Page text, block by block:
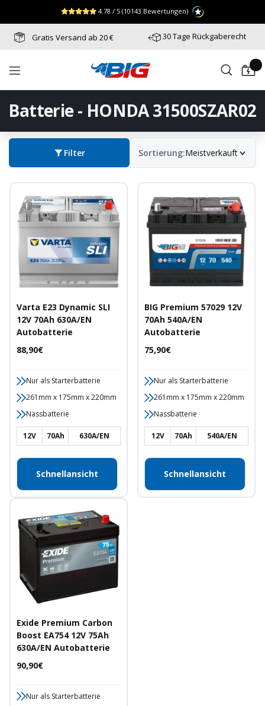
Zum Menü springen
Fußzeile springen
Barrierefreiheits-Widget öffnen
Inhalt
4.78 / 5 (10143 Bewertungen)
Gratis Versand ab 20 € 30 Tage Rückgaberecht
Navigation
Batterie-
Batterie - HONDA 31500SZAR02
Filter Sortierung:Meistverkauft
Varta E23 Dynamic SLI
12V 70Ah 630A/EN
Autobatterie
Angebotspreis
88,90€
Nur als Starterbatterie
261mm x 175mm x 220mm
Nassbatterie
12V 70Ah 630A/EN
Schnellansicht
BIG Premium 57029 12V
70Ah 540A/EN
Autobatterie
Angebotspreis
75,90€
Nur als Starterbatterie
261mm x 175mm x 220mm
Nassbatterie
12V 70Ah 540A/EN
Schnellansicht
Exide Premium Carbon
Boost EA754 12V 75Ah
630A/EN Autobatterie
Angebotspreis
90,90€
Nur als Starterbatterie